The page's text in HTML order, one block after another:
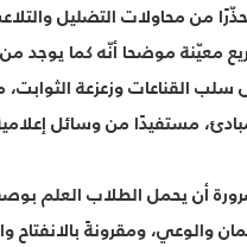
من محاولات التضليل
معيّنة موضحا أنّه كما يوجد
القناعات وزعزعة الثوابت،
مستفيدًا من وسائل
أن يحمل الطلاب العلم
والوعي، ومقرونةً بالانفتاح